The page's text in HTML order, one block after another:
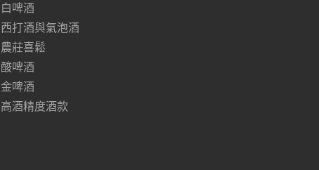
白啤酒
西打酒與氣泡酒
農莊喜鬆
酸啤酒
金啤酒
高酒精度酒款